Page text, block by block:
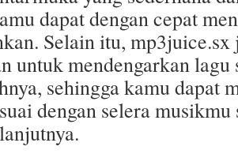
dapat dengan cepat
Selain itu, mp3juice.sx
untuk mendengarkan
sehingga kamu dapat
dengan selera